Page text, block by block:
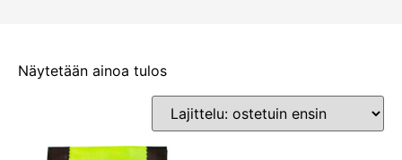
Näytetään ainoa tulos